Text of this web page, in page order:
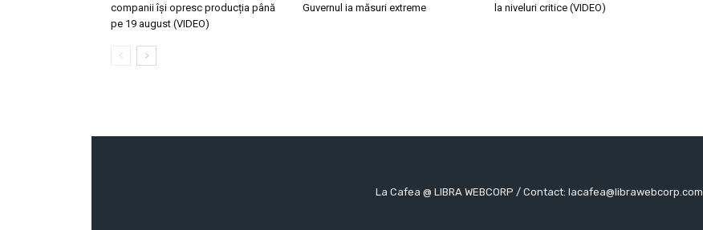
companii își opresc producția până
pe 19 august (VIDEO)
Guvernul ia măsuri extreme
la niveluri critice (VIDEO)
La Cafea @ LIBRA WEBCORP / Contact: lacafea@librawebcorp.com